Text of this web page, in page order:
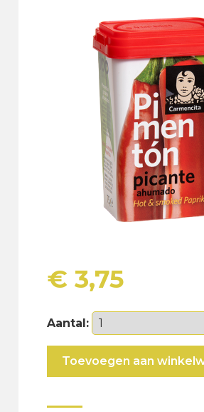
€ 3,75
Aantal:
Pimenton
Toevoegen aan